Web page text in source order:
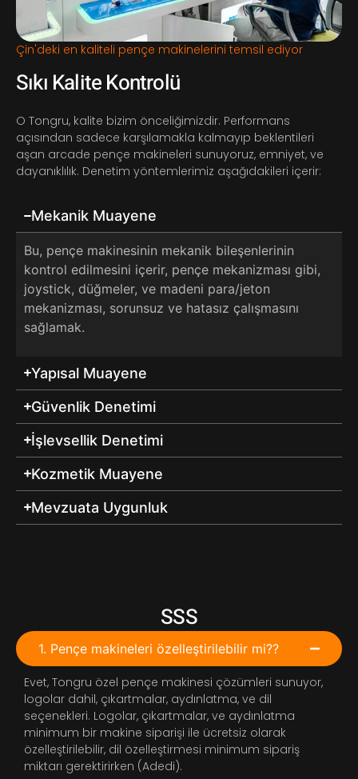
Çin'deki en kaliteli pençe makinelerini temsil ediyor
Sıkı Kalite Kontrolü
O Tongru, kalite bizim önceliğimizdir. Performans
açısından sadece karşılamakla kalmayıp beklentileri
aşan arcade pençe makineleri sunuyoruz, emniyet, ve
dayanıklılık. Denetim yöntemlerimiz aşağıdakileri içerir:
Mekanik Muayene
Bu, pençe makinesinin mekanik bileşenlerinin
kontrol edilmesini içerir, pençe mekanizması gibi,
joystick, düğmeler, ve madeni para/jeton
mekanizması, sorunsuz ve hatasız çalışmasını
sağlamak.
Yapısal Muayene
Güvenlik Denetimi
İşlevsellik Denetimi
Kozmetik Muayene
Mevzuata Uygunluk
SSS
1. Pençe makineleri özelleştirilebilir mi??
Evet, Tongru özel pençe makinesi çözümleri sunuyor,
logolar dahil, çıkartmalar, aydınlatma, ve dil
seçenekleri. Logolar, çıkartmalar, ve aydınlatma
minimum bir makine siparişi ile ücretsiz olarak
özelleştirilebilir, dil özelleştirmesi minimum sipariş
miktarı gerektirirken (Adedi).